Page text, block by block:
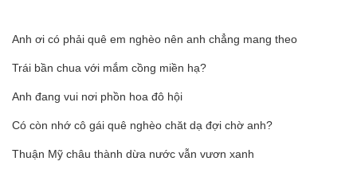
Anh ơi có phải quê em nghèo nên anh chẳng mang theo
Trái bần chua với mắm cồng miền hạ?
Anh đang vui nơi phồn hoa đô hội
Có còn nhớ cô gái quê nghèo chăt dạ đợi chờ anh?
Thuận Mỹ châu thành dừa nước vẫn vươn xanh